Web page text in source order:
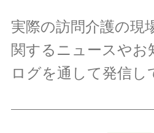
実際の訪問介護の現
関するニュースやお
ログを通して発信し